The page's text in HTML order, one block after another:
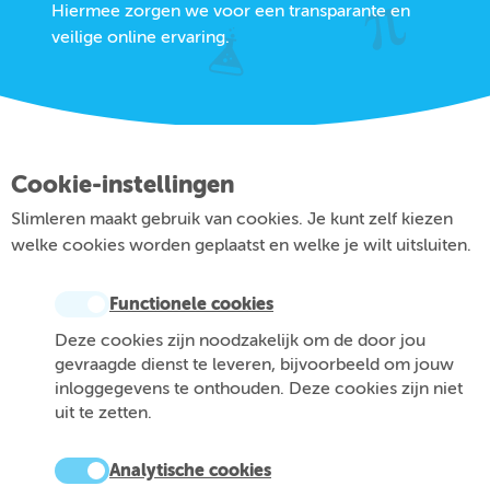
Hiermee zorgen we voor een transparante en
veilige online ervaring.
Cookie-instellingen
Slimleren maakt gebruik van cookies. Je kunt zelf kiezen
welke cookies worden geplaatst en welke je wilt uitsluiten.
Functionele cookies
Deze cookies zijn noodzakelijk om de door jou
gevraagde dienst te leveren, bijvoorbeeld om jouw
inloggegevens te onthouden. Deze cookies zijn niet
uit te zetten.
Analytische cookies